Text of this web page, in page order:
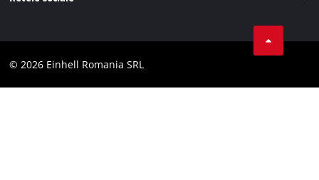
Declaratie de accesibilitate
Facebook
© 2026 Einhell Romania SRL